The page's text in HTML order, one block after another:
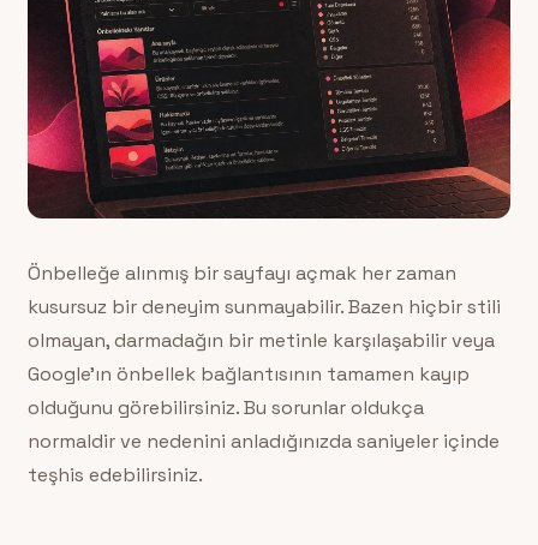
Önbelleğe alınmış bir sayfayı açmak her zaman
kusursuz bir deneyim sunmayabilir. Bazen hiçbir stili
olmayan, darmadağın bir metinle karşılaşabilir veya
Google’ın önbellek bağlantısının tamamen kayıp
olduğunu görebilirsiniz. Bu sorunlar oldukça
normaldir ve nedenini anladığınızda saniyeler içinde
teşhis edebilirsiniz.